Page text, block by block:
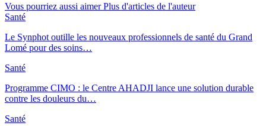
Vous pourriez aussi aimer Plus d'articles de l'auteur
Santé
Le Synphot outille les nouveaux professionnels de santé du Grand
Lomé pour des soins…
Santé
Programme CIMO : le Centre AHADJI lance une solution durable
contre les douleurs du…
Santé